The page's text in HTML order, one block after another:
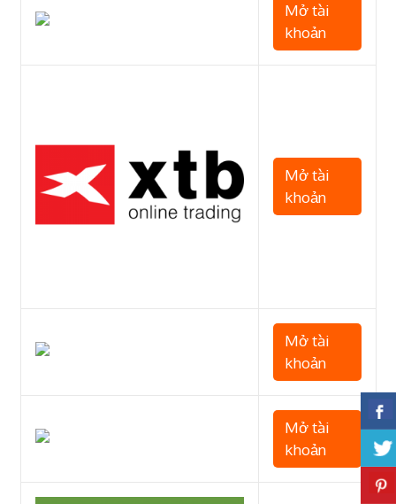
Mở tài
khoản
Mở tài
khoản
Mở tài
khoản
Mở tài
khoản